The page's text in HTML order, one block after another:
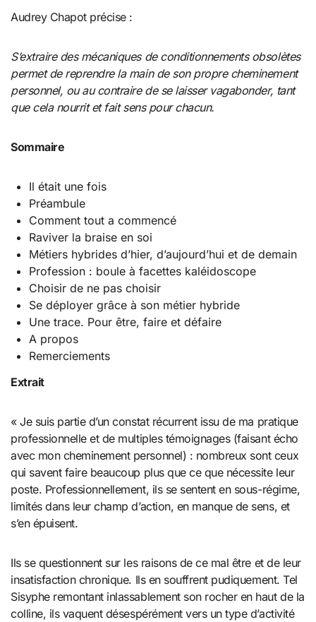
Audrey Chapot précise :
S’extraire des mécaniques de conditionnements obsolètes
permet de reprendre la main de son propre cheminement
personnel, ou au contraire de se laisser vagabonder, tant
que cela nourrit et fait sens pour chacun.
Sommaire
Il était une fois
Préambule
Comment tout a commencé
Raviver la braise en soi
Métiers hybrides d’hier, d’aujourd’hui et de demain
Profession : boule à facettes kaléidoscope
Choisir de ne pas choisir
Se déployer grâce à son métier hybride
Une trace. Pour être, faire et défaire
A propos
Remerciements
Extrait
« Je suis partie d’un constat récurrent issu de ma pratique
professionnelle et de multiples témoignages (faisant écho
avec mon cheminement personnel) : nombreux sont ceux
qui savent faire beaucoup plus que ce que nécessite leur
poste. Professionnellement, ils se sentent en sous-régime,
limités dans leur champ d’action, en manque de sens, et
s’en épuisent.
Ils se questionnent sur les raisons de ce mal être et de leur
insatisfaction chronique. Ils en souffrent pudiquement. Tel
Sisyphe remontant inlassablement son rocher en haut de la
colline, ils vaquent désespérément vers un type d’activité